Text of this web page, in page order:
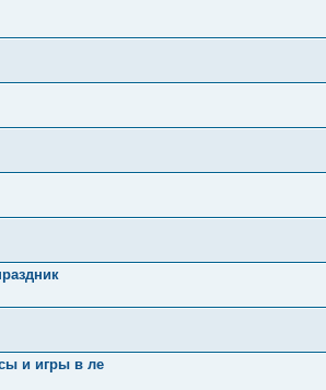
и игры в ле